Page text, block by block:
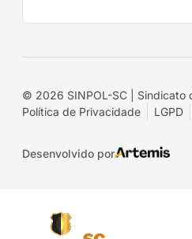
© 2026 SINPOL-SC | Sindicato
Política de Privacidade
LGPD
Desenvolvido por